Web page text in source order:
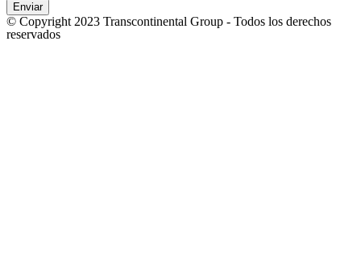
Enviar
© Copyright 2023 Transcontinental Group - Todos los derechos
reservados